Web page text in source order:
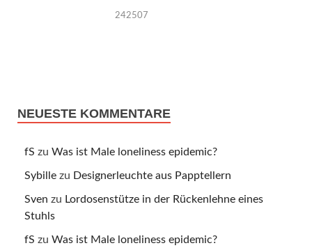
242507
NEUESTE KOMMENTARE
fS zu Was ist Male loneliness epidemic?
Sybille zu Designerleuchte aus Papptellern
Sven zu Lordosenstütze in der Rückenlehne eines
Stuhls
fS zu Was ist Male loneliness epidemic?